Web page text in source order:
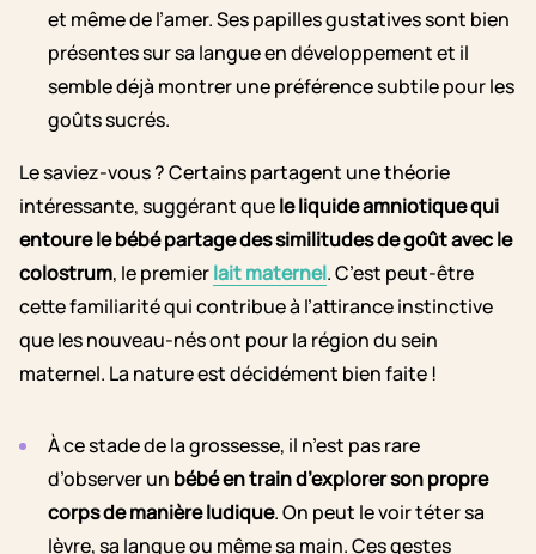
et même de l’amer. Ses papilles gustatives sont bien
présentes sur sa langue en développement et il
semble déjà montrer une préférence subtile pour les
goûts sucrés.
Le saviez-vous ?Certains partagent une théorie
intéressante, suggérant quele liquide amniotique qui
entoure le bébé partage des similitudes de goût avec le
colostrum, le premierlait maternel. C’est peut-être
cette familiarité qui contribue à l’attirance instinctive
que les nouveau-nés ont pour la région du sein
maternel. La nature est décidément bien faite !
À ce stade de la grossesse, il n’est pas rare
d’observerun bébé en train d’explorer son propre
corps de manière ludique. On peut le voir téter sa
lèvre, sa langue ou même sa main. Ces gestes